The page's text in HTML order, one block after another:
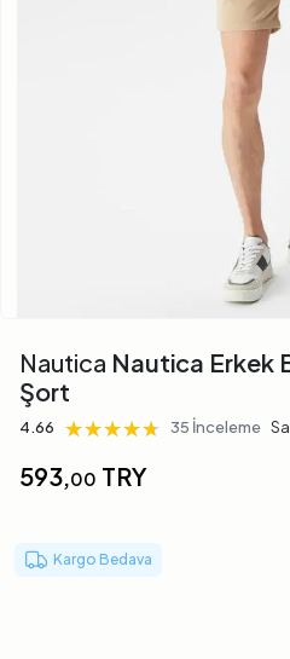
Nautica Nautica Erkek
Şort
4.66 ★★★★★
★★★★★
★★★★★ 35 İnceleme
593,00 TRY
Kargo Bedava